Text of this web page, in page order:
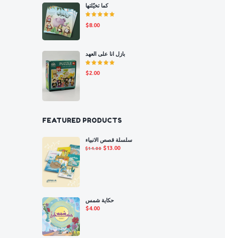
كما تخيّلتها
5.00out
$8.00
بازل انا على العهد
Rated
5.00out
$2.00
FEATURED PRODUCTS
سلسلة قصص الانبياء
$14.00 Original
$13.00Current
حكاية شمس
$4.00